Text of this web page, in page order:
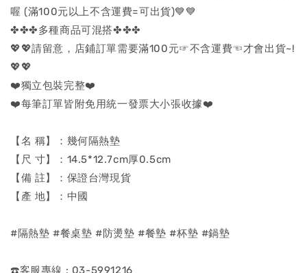
喔 (滿100元以上不含運費=可出貨)💙💙
✤✤✤多種商品可混搭✤✤✤
💖💖請留意，店鋪訂單需要滿100元☞不含運費☜才會出貨~!
💖💖
❤️獨立包裝完整❤️
❤️每筆訂單皆附免用統一發票大小張收據❤️
【名 稱】：幾何隔熱墊
【尺 寸】：14.5*12.7cm厚0.5cm
【備 註】：保證台灣現貨
【產 地】：中國
#隔熱墊 #餐桌墊 #防燙墊 #餐墊 #杯墊 #鍋墊
☎️客服專線 : 03-5991216